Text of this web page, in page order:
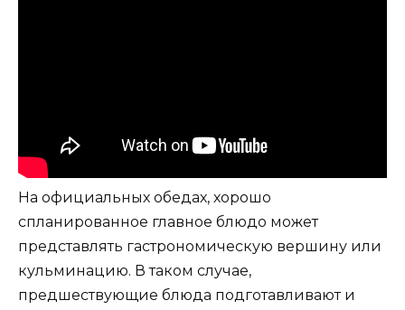
На официальных обедах, хорошо
спланированное главное блюдо может
представлять гастрономическую вершину или
кульминацию. В таком случае,
предшествующие блюда подготавливают и